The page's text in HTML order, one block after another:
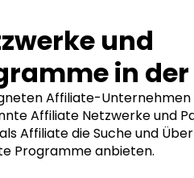
und
in der
Affiliate-
Affiliate Netzwerke und
Affiliate die Suche und
Programme anbieten.